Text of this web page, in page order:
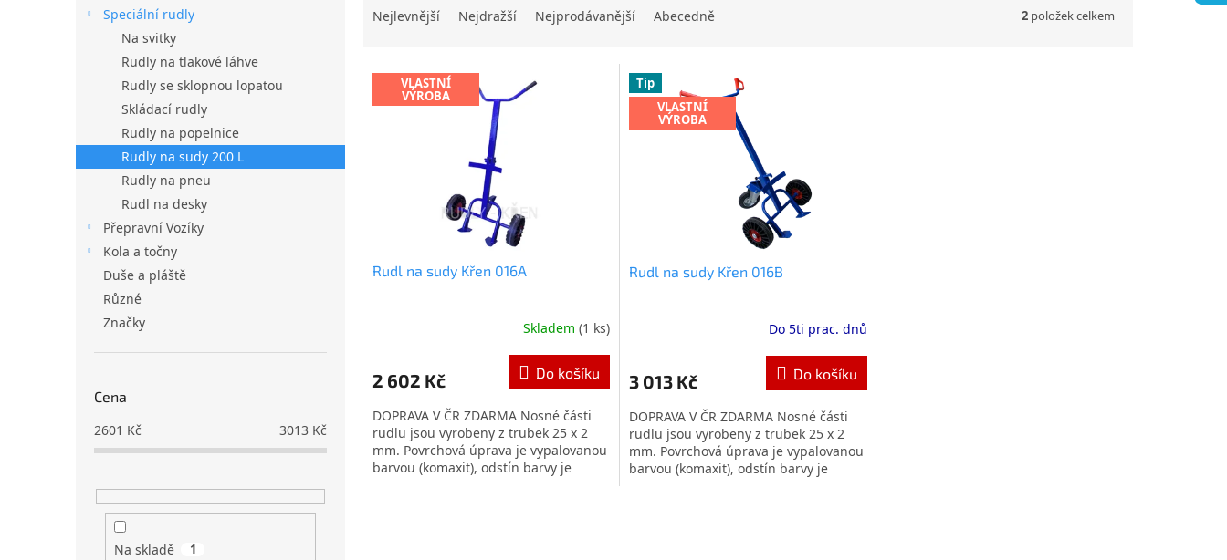
Speciální rudly
Na svitky
Rudly na tlakové láhve
Rudly se sklopnou lopatou
Skládací rudly
Rudly na popelnice
Rudly na sudy 200 L
Rudly na pneu
Rudl na desky
Přepravní Vozíky
Kola a točny
Duše a pláště
Různé
Značky
Cena
2601 Kč 3013 Kč
Na skladě 1
n
Nejlevnější Nejdražší Nejprodávanější Abecedně 2 položek celkem
V
VLASTNÍ
VÝROBA
Rudl na sudy Křen 016A
Skladem (1 ks)
2 602 Kč Do košíku
DOPRAVA V ČR ZDARMA Nosné části
rudlu jsou vyrobeny z trubek 25 x 2
mm. Povrchová úprava je vypalovanou
barvou (komaxit), odstín barvy je
Tip
VLASTNÍ
VÝROBA
Rudl na sudy Křen 016B
Do 5ti prac. dnů
3 013 Kč Do košíku
DOPRAVA V ČR ZDARMA Nosné části
rudlu jsou vyrobeny z trubek 25 x 2
mm. Povrchová úprava je vypalovanou
barvou (komaxit), odstín barvy je